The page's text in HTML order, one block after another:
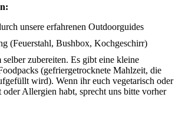
unsere erfahrenen Outdoorguides
(Feuerstahl, Bushbox, Kochgeschirr)
zubereiten. Es gibt eine kleine
(gefriergetrocknete Mahlzeit, die
wird). Wenn ihr euch vegetarisch oder
oder Allergien habt, sprecht uns bitte vorher